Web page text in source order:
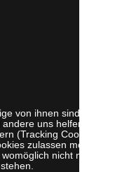
von ihnen sind
uns helfen, diese
(Tracking Cookies).
zulassen möchten.
nicht mehr